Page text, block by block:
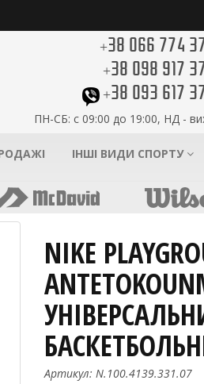
+38 066 774
+38 098 917
+38 093 617
ПН-СБ: с 09:00 до 19:00, НД -
ІНШІ ВИДИ СПОРТУ
NIKE
Артикул: N.100.4139.331.07